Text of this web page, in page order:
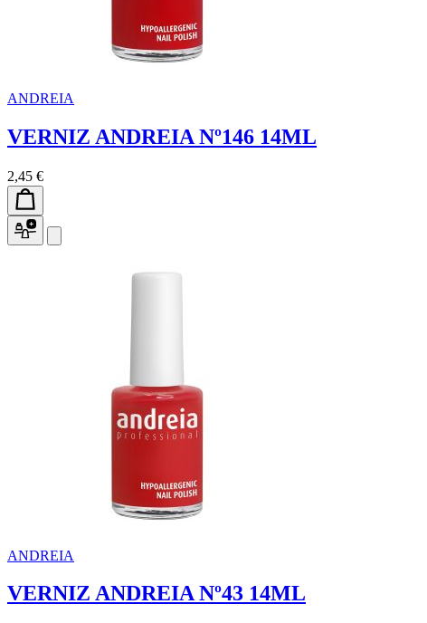
ANDREIA
VERNIZ ANDREIA Nº146 14ML
2,45 €
ANDREIA
VERNIZ ANDREIA Nº43 14ML